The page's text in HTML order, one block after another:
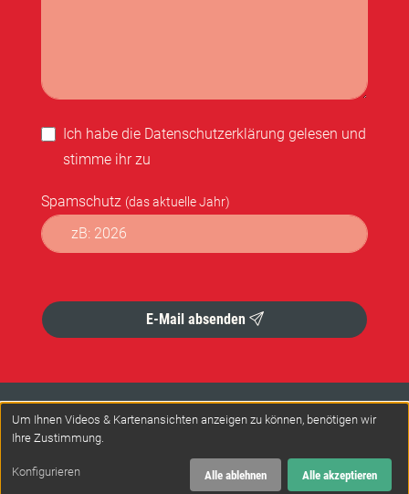
Ich habe die Datenschutzerklärung gelesen und
stimme ihr zu
Spamschutz (das aktuelle Jahr)
Formular abschicken
E-Mail absenden
Impressum
Datenschutz
© 2026 Interessengemeinschaft Hämophiler e.V.
Leitsätze / Transparenz
Um Ihnen Videos & Kartenansichten anzeigen zu können, benötigen wir
Ihre Zustimmung.
Konfigurieren Alle ablehnen Alle akzeptieren